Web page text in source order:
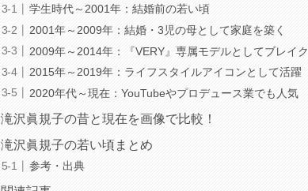
学生時代～2001年：結婚前の若い頃
2001年～2009年：結婚・3児の母として家庭を築く
2009年～2014年：『VERY』専属モデルとしてブレイク
2015年～2019年：ライフスタイルアイコンとして活躍
2020年代～現在：YouTubeやプロデュース業でも人気
滝沢眞規子の昔と現在を画像で比較！
滝沢眞規子の若い頃まとめ
参考・出典